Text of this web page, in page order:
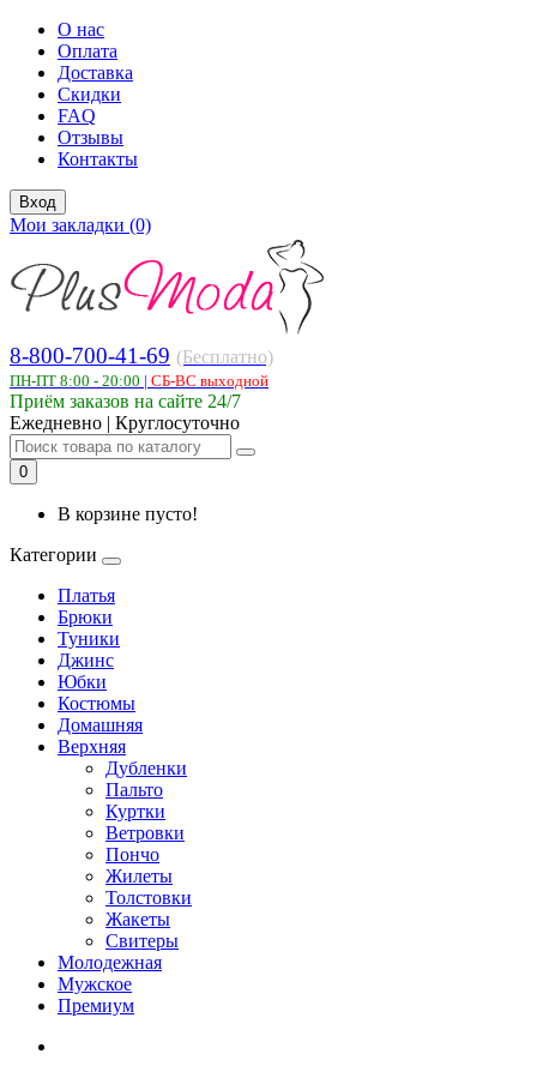
О нас
Оплата
Доставка
Скидки
FAQ
Отзывы
Контакты
Вход
Мои закладки (0)
8-800-700-41-69 (Бесплатно)
ПН-ПТ 8:00 - 20:00 | СБ-ВС выходной
Приём заказов на сайте 24/7
Ежедневно | Круглосуточно
0
В корзине пусто!
Категории
Платья
Брюки
Туники
Джинс
Юбки
Костюмы
Домашняя
Верхняя
Дубленки
Пальто
Куртки
Ветровки
Пончо
Жилеты
Толстовки
Жакеты
Свитеры
Молодежная
Мужское
Премиум